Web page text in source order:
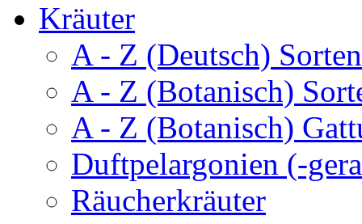
Kräuter
A - Z (Deutsch)
A - Z (Botanisch)
A - Z (Botanisch)
Duftpelargonien (-
Räucherkräuter